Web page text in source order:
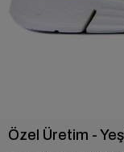
Özel Üretim -